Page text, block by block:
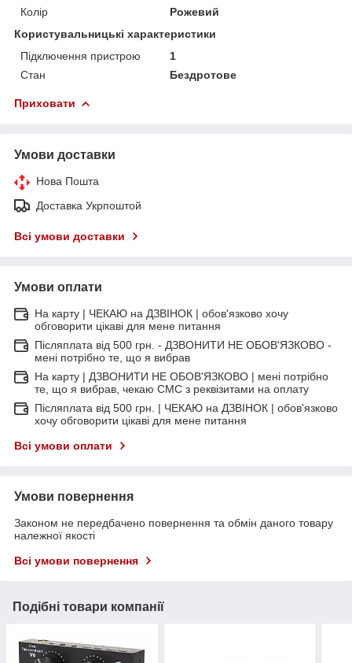
Колір
Рожевий
Користувальницькі характеристики
Підключення пристрою
1
Стан
Бездротове
Приховати
Умови доставки
Нова Пошта
Доставка Укрпоштой
Всі умови доставки
Умови оплати
На карту | ЧЕКАЮ на ДЗВІНОК | обов'язково хочу
обговорити цікаві для мене питання
Післяплата від 500 грн. - ДЗВОНИТИ НЕ ОБОВ'ЯЗКОВО -
мені потрібно те, що я вибрав
На карту | ДЗВОНИТИ НЕ ОБОВ'ЯЗКОВО | мені потрібно
те, що я вибрав, чекаю СМС з реквізитами на оплату
Післяплата від 500 грн. | ЧЕКАЮ на ДЗВІНОК | обов'язково
хочу обговорити цікаві для мене питання
Всі умови оплати
Умови повернення
Законом не передбачено повернення та обмін даного товару
належної якості
Всі умови повернення
Подібні товари компанії